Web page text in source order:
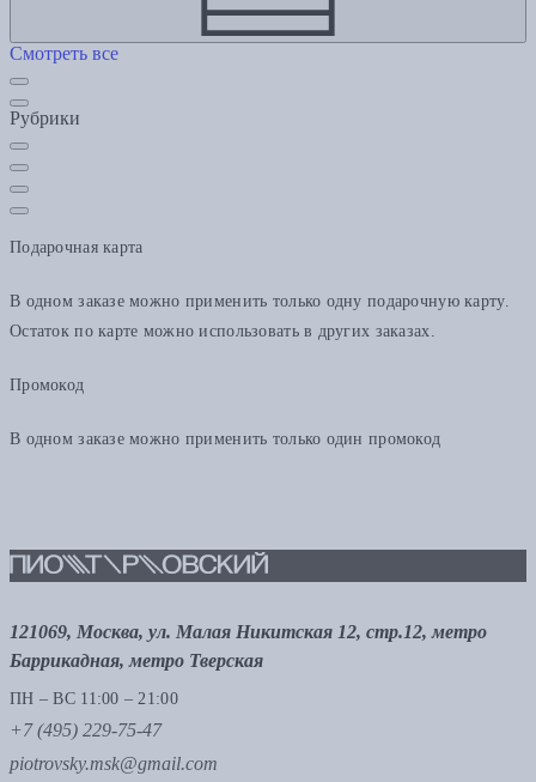
Смотреть все
Рубрики
Подарочная карта
В одном заказе можно применить только одну подарочную карту.
Остаток по карте можно использовать в других заказах.
Промокод
В одном заказе можно применить только один промокод
121069, Москва, ул. Малая Никитская 12, стр.12, метро
Баррикадная, метро Тверская
ПН – ВС 11:00 – 21:00
+7 (495) 229-75-47
piotrovsky.msk@gmail.com